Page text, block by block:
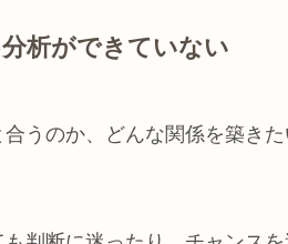
析ができていない
うのか、どんな関係を築き